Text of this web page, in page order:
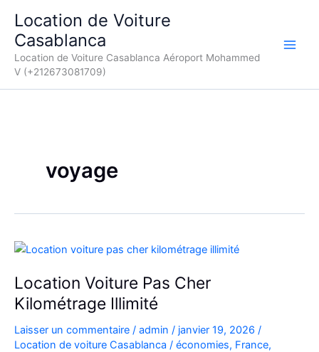
contenu
Location de Voiture
Casablanca
Location de Voiture Casablanca Aéroport Mohammed
V (+212673081709)
voyage
Location Voiture Pas Cher
Kilométrage Illimité
Laisser un commentaire / admin / janvier 19, 2026 /
Location de voiture Casablanca / économies, France,